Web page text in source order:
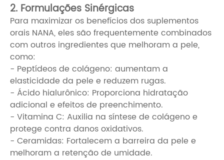
2. Formulações Sinérgicas
Para maximizar os benefícios dos suplementos
orais NANA, eles são frequentemente combinados
com outros ingredientes que melhoram a pele,
como:
- Peptídeos de colágeno: aumentam a
elasticidade da pele e reduzem rugas.
- Ácido hialurônico: Proporciona hidratação
adicional e efeitos de preenchimento.
- Vitamina C: Auxilia na síntese de colágeno e
protege contra danos oxidativos.
- Ceramidas: Fortalecem a barreira da pele e
melhoram a retenção de umidade.